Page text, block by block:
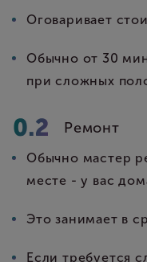
Оговаривает
Обычно от 30
при сложных
Ремонт
Обычно мастер
месте - у вас
Это занимает в
Если требуется